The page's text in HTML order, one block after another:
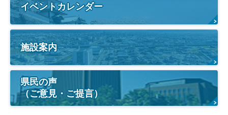
イベントカレンダー
施設案内
県民の声
（ご意見・ご提言）